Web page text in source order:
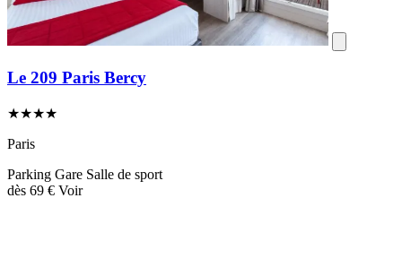
Le 209 Paris Bercy
★★★★
Paris
Parking Gare Salle de sport
dès 69 € Voir